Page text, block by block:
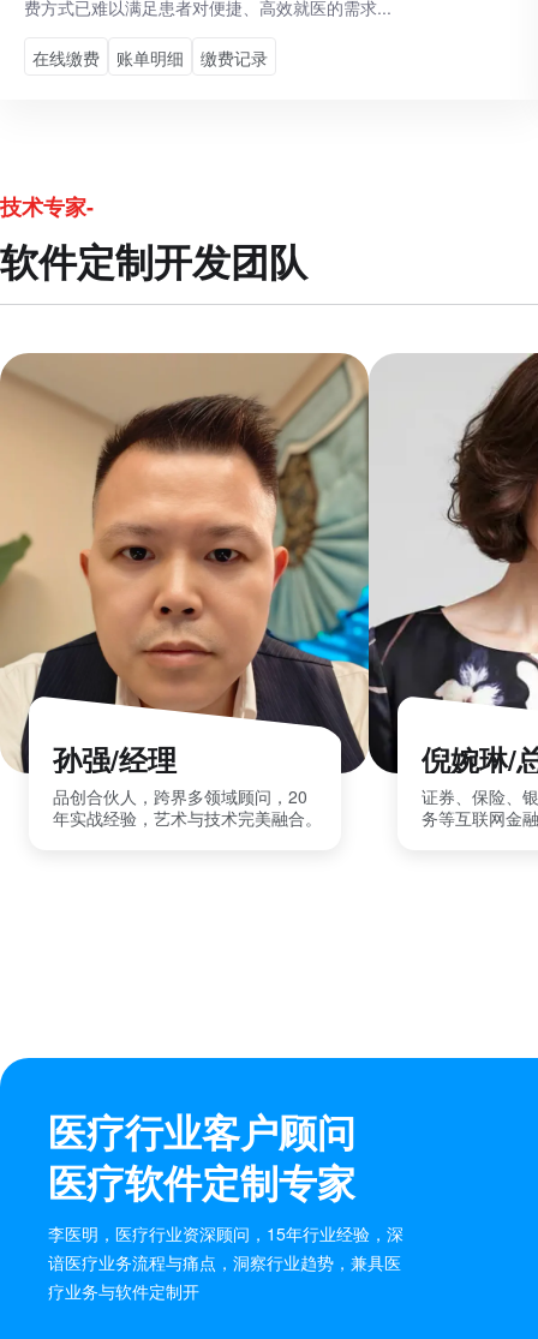
费方式已难以满足患者对便捷、高效就医的需求...
在线缴费 账单明细 缴费记录
技术专家-
软件定制开发团队
孙强/经理
品创合伙人，跨界多领域顾问，20
年实战经验，艺术与技术完美融合。
倪婉琳/
证券、保险、
务等互联网金
医疗行业客户顾问
医疗软件定制专家
李医明，医疗行业资深顾问，15年行业经验，深
谙医疗业务流程与痛点，洞察行业趋势，兼具医
疗业务与软件定制开